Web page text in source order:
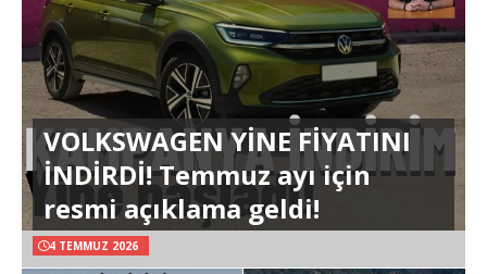
VOLKSWAGEN YİNE FİYATINI
İNDİRDİ! Temmuz ayı için
resmi açıklama geldi!
4 TEMMUZ 2026